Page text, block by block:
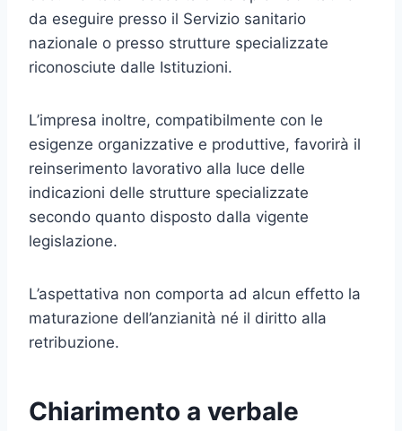
da eseguire presso il Servizio sanitario
nazionale o presso strutture specializzate
riconosciute dalle Istituzioni.
L’impresa inoltre, compatibilmente con le
esigenze organizzative e produttive, favorirà il
reinserimento lavorativo alla luce delle
indicazioni delle strutture specializzate
secondo quanto disposto dalla vigente
legislazione.
L’aspettativa non comporta ad alcun effetto la
maturazione dell’anzianità né il diritto alla
retribuzione.
Chiarimento a verbale